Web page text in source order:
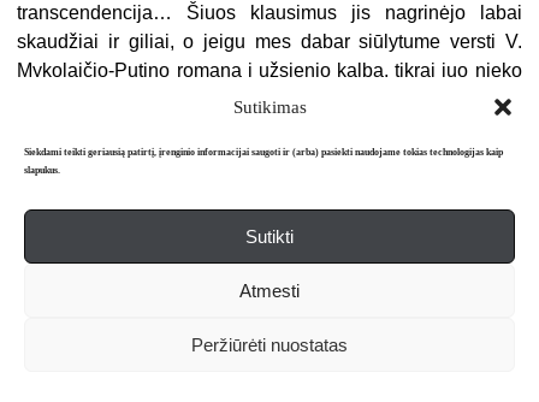
Sutikimas
Siekdami teikti geriausią patirtį, įrenginio informacijai saugoti ir (arba) pasiekti naudojame tokias technologijas kaip
slapukus.
Sutikti
Atmesti
Peržiūrėti nuostatas
transcendencija… Šiuos klausimus jis nagrinėjo labai
skaudžiai ir giliai, o jeigu mes dabar siūlytume versti V.
Mykolaičio-Putino romaną į užsienio kalbą, tikrai juo nieko
nesudomintume nei Europoje, nei kitur pasaulyje. Visai kas
drobulė“. Tai jau tie romanai, kurie Europos kontekste turi
šį tą naujo pasakyti ir kitų šalių skaitytojams. Manau, kad tik
daug vėliau lietuvių literatūra atrado tokias raiškos formas,
pasaulyje. Netgi XXI a. santykis su tradicija tebėra svarbus